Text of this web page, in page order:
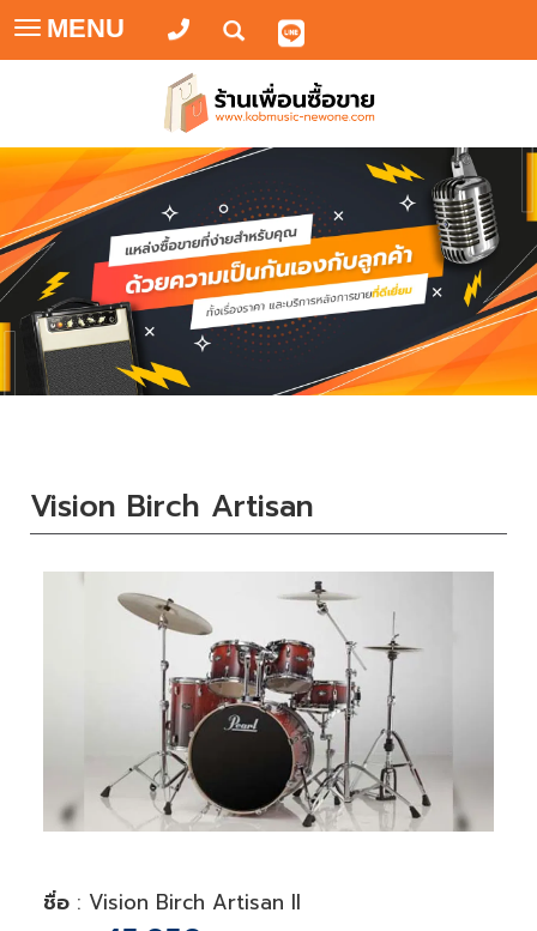
Toggle
navigation
MENU
Vision Birch Artisan
ชื่อ : Vision Birch Artisan ll